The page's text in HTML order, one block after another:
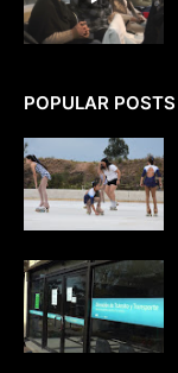
POPULAR POSTS